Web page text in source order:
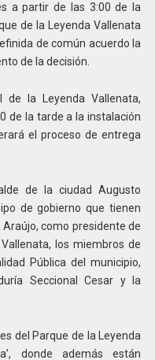
a partir de las 3:00 de la
de la Leyenda Vallenata
de común acuerdo la
de la decisión.
de la Leyenda Vallenata,
de la tarde a la instalación
el proceso de entrega
de la ciudad Augusto
de gobierno que tienen
como presidente de
los miembros de
Pública del municipio,
Seccional Cesar y la
del Parque de la Leyenda
donde además están